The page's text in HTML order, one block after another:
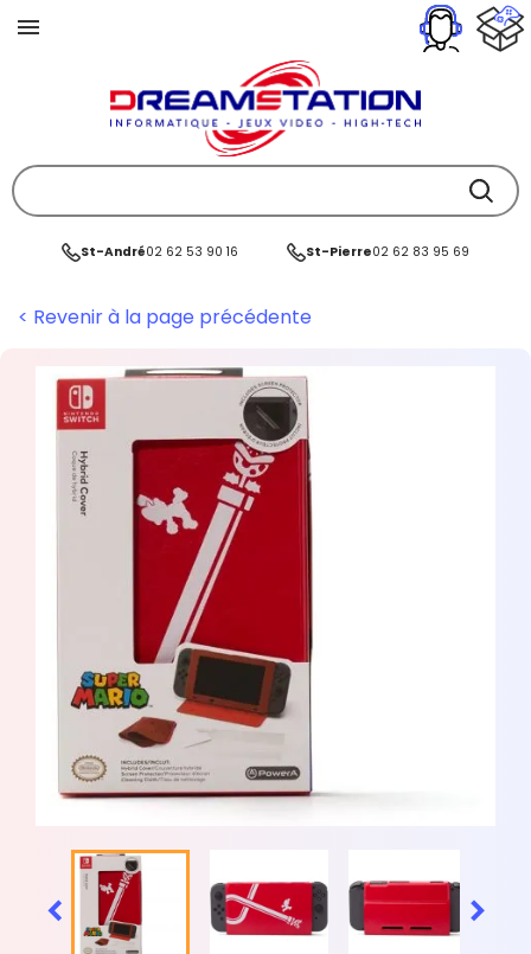
St-André02 62 53 90 16 St-Pierre02 62 83 95 69
< Revenir à la page précédente
 